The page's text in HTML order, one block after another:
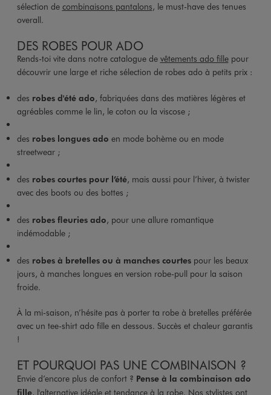
sélection de combinaisons pantalons, le must-have des tenues
overall.
DES ROBES POUR ADO
Rends-toi vite dans notre catalogue de vêtements ado fillepour
découvrir une large et riche sélection de robes ado à petits prix :
des robes d'été ado, fabriquées dans des matières légères et
agréables comme le lin, le coton ou la viscose ;
des robes longues ado en mode bohème ou en mode
streetwear ;
des robes courtes pour l’été, mais aussi pour l’hiver, à twister
avec des boots ou des bottes ;
des robes fleuries ado, pour une allure romantique
indémodable ;
des robes à bretelles ou à manches courtespour les beaux
jours, à manches longues en version robe-pull pour la saison
froide.
À la mi-saison, n’hésite pas à porter ta robe à bretelles préférée
avec un tee-shirt ado fille en dessous. Succès et chaleur garantis
!
ET POURQUOI PAS UNE COMBINAISON ?
Envie d’encore plus de confort ? Pense à la combinaison ado
fille, l'alternative idéale et tendance à la robe. Nos stylistes ont